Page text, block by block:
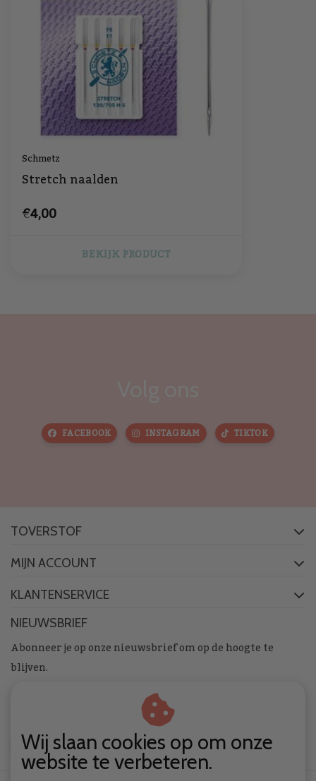
Schmetz
Stretch naalden
€4,00
BEKIJK PRODUCT
FACEBOOK INSTAGRAM TIKTOK
TOVERSTOF
MIJN ACCOUNT
KLANTENSERVICE
NIEUWSBRIEF
Abonneer je op onze nieuwsbrief om op de hoogte te
blijven.
ABONNEER
Wij slaan cookies op om onze
website te verbeteren.